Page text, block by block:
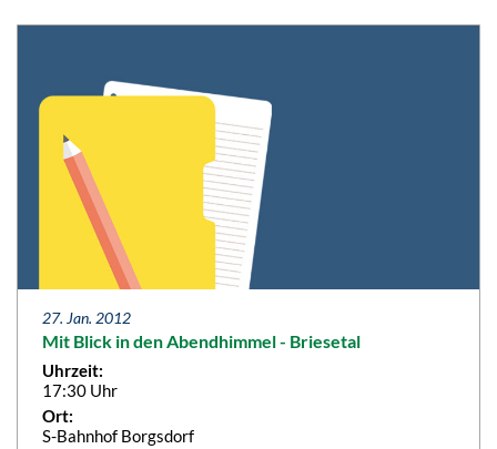
27. Jan. 2012
Mit Blick in den Abendhimmel - Briesetal
Uhrzeit:
17:30 Uhr
Ort:
S-Bahnhof Borgsdorf